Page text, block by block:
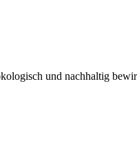
und nachhaltig